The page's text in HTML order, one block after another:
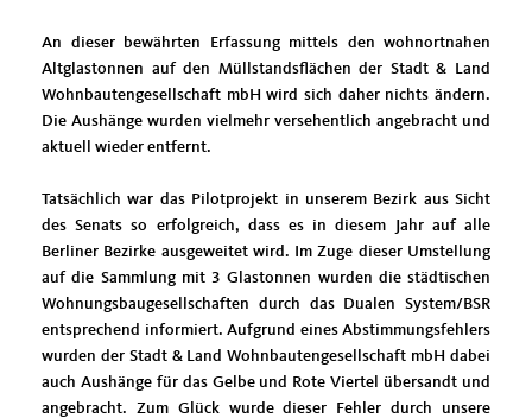
An dieser bewährten Erfassung mittels den wohnortnahen
Altglastonnen auf den Müllstandsflächen der Stadt & Land
Wohnbautengesellschaft mbH wird sich daher nichts ändern.
Die Aushänge wurden vielmehr versehentlich angebracht und
aktuell wieder entfernt.
Tatsächlich war das Pilotprojekt in unserem Bezirk aus Sicht
des Senats so erfolgreich, dass es in diesem Jahr auf alle
Berliner Bezirke ausgeweitet wird. Im Zuge dieser Umstellung
auf die Sammlung mit 3 Glastonnen wurden die städtischen
Wohnungsbaugesellschaften durch das Dualen System/BSR
entsprechend informiert. Aufgrund eines Abstimmungsfehlers
wurden der Stadt & Land Wohnbautengesellschaft mbH dabei
auch Aushänge für das Gelbe und Rote Viertel übersandt und
angebracht. Zum Glück wurde dieser Fehler durch unsere